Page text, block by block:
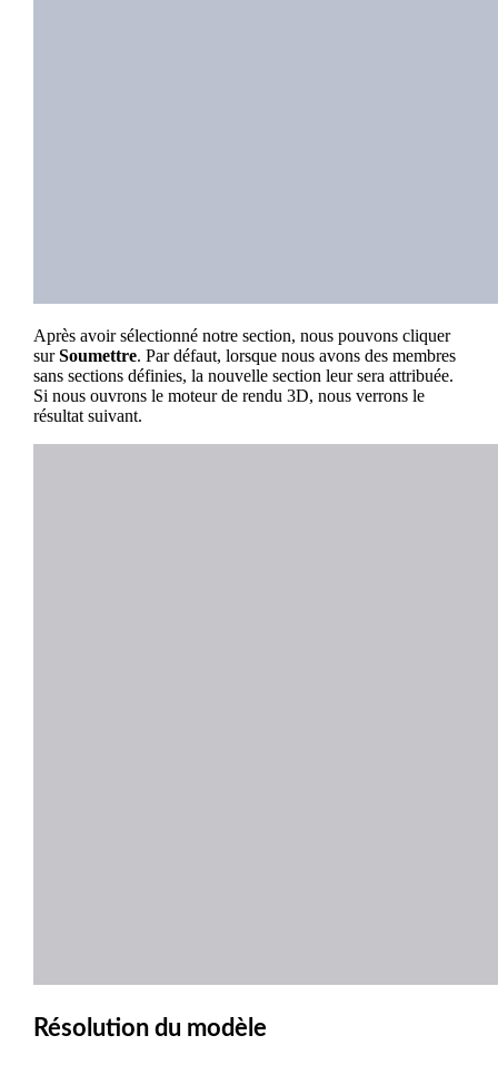
Après avoir sélectionné notre section, nous pouvons cliquer
surSoumettre. Par défaut, lorsque nous avons des membres
sans sections définies, la nouvelle section leur sera attribuée.
Si nous ouvrons le moteur de rendu 3D, nous verrons le
résultat suivant.
Résolution du modèle